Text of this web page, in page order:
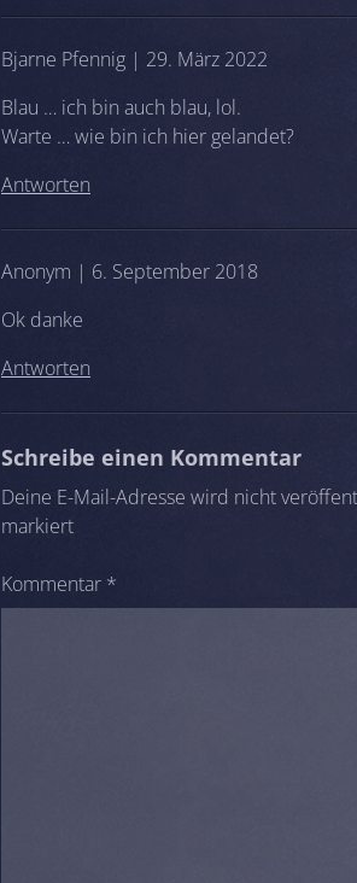
Bjarne Pfennig | 29. März 2022
Blau … ich bin auch blau, lol.
Warte … wie bin ich hier gelandet?
Antworten
Anonym | 6. September 2018
Ok danke
Antworten
Schreibe einen Kommentar
Deine E-Mail-Adresse wird nicht
markiert
Kommentar *